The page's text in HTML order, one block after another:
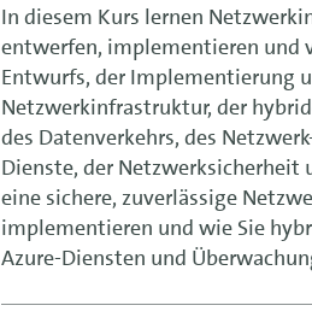
In diesem Kurs lernen
entwerfen, implementieren und
Entwurfs, der Implementierung
Netzwerkinfrastruktur, der
des Datenverkehrs, des
Dienste, der Netzwerksicherheit
eine sichere, zuverlässige
implementieren und wie Sie
Azure-Diensten und